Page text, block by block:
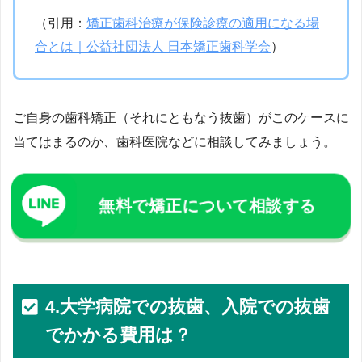
（引用： 矯正歯科治療が保険診療の適用になる場
合とは｜公益社団法人 日本矯正歯科学会）
ご自身の歯科矯正（それにともなう抜歯）がこのケースに
当てはまるのか、歯科医院などに相談してみましょう。
無料で矯正について相談する
4.大学病院での抜歯、入院での抜歯
でかかる費用は？